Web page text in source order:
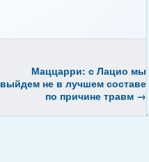
Маццарри: с Лацио мы
выйдем не в лучшем составе
по причине травм →